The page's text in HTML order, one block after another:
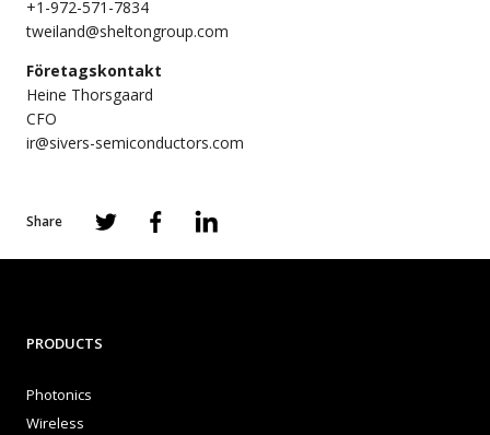
+1-972-571-7834
tweiland@sheltongroup.com
Företagskontakt
Heine Thorsgaard
CFO
ir@sivers-semiconductors.com
Share
PRODUCTS
Photonics
Wireless